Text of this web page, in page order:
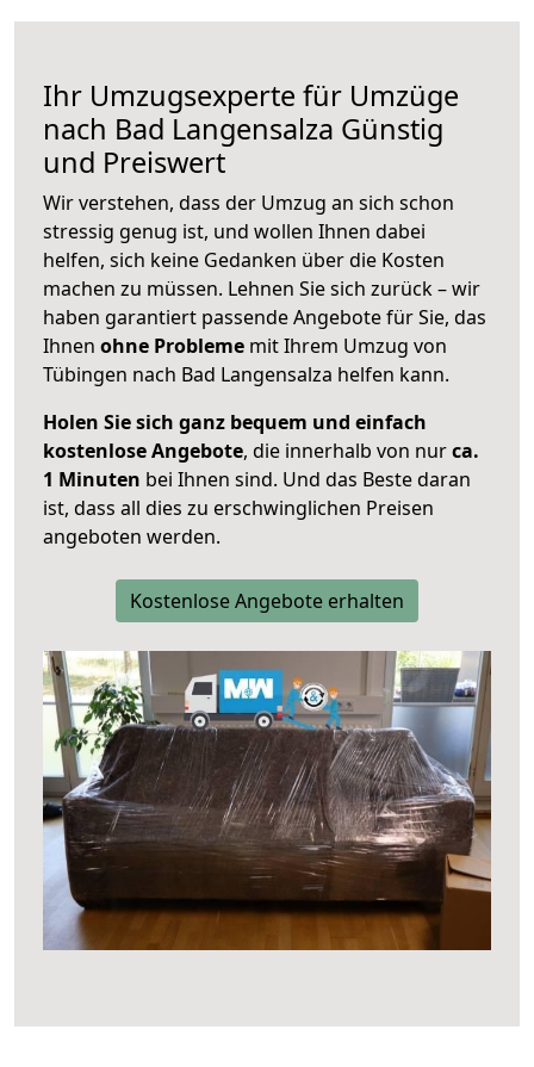
Ihr Umzugsexperte für Umzüge
nach Bad Langensalza Günstig
und Preiswert
Wir verstehen, dass der Umzug an sich schon
stressig genug ist, und wollen Ihnen dabei
helfen, sich keine Gedanken über die Kosten
machen zu müssen. Lehnen Sie sich zurück – wir
haben garantiert passende Angebote für Sie, das
Ihnen ohne Probleme mit Ihrem Umzug von
Tübingen nach Bad Langensalza helfen kann.
Holen Sie sich ganz bequem und einfach
kostenlose Angebote, die innerhalb von nurca.
1 Minuten bei Ihnen sind. Und das Beste daran
ist, dass all dies zu erschwinglichen Preisen
angeboten werden.
Kostenlose Angebote erhalten